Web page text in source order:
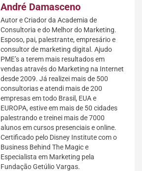
André Damasceno
Autor e Criador da Academia de
Consultoria e do Melhor do Marketing.
Esposo, pai, palestrante, empresário e
consultor de marketing digital. Ajudo
PME’s a terem mais resultados em
vendas através do Marketing na Internet
desde 2009. Já realizei mais de 500
consultorias e atendi mais de 200
empresas em todo Brasil, EUA e
EUROPA, estive em mais de 50 cidades
palestrando e treinei mais de 7000
alunos em cursos presenciais e online.
Certificado pelo Disney Institute com o
Business Behind The Magic e
Especialista em Marketing pela
Fundação Getúlio Vargas.